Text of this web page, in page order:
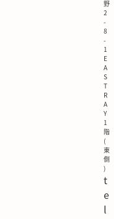
野
2
-
8
-
1
E
A
S
T
R
A
Y
1
階
(
東
側
)
t
e
l